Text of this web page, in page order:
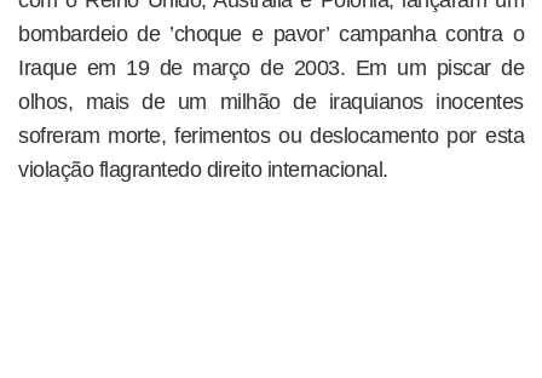
bombardeio de ’choque e pavor’ campanha contra o
Iraque em 19 de março de 2003. Em um piscar de
olhos, mais de um milhão de iraquianos inocentes
sofreram morte, ferimentos ou deslocamento por esta
violação flagrantedo direito internacional.